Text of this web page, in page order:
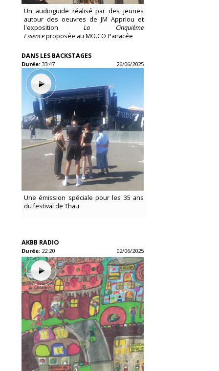
Un audioguide réalisé par des jeunes
autour des oeuvres de JM Appriou et
l'expositionLa Cinquième
Essenceproposée au MO.CO Panacée
DANS LES BACKSTAGES
Durée: 33:47 26/06/2025
Une émission spéciale pour les 35 ans
du festival de Thau
AKBB RADIO
Durée: 22:20 02/06/2025